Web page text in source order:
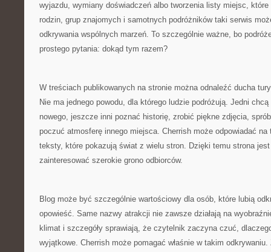
wyjazdu, wymiany doświadczeń albo tworzenia listy miejsc,
rodzin, grup znajomych i samotnych podróżników taki serwis
odkrywania wspólnych marzeń. To szczególnie ważne, bo
prostego pytania: dokąd tym razem?
W treściach publikowanych na stronie można odnaleźć ducha
Nie ma jednego powodu, dla którego ludzie podróżują. Jedni
nowego, jeszcze inni poznać historię, zrobić piękne zdjęcia,
poczuć atmosferę innego miejsca. Cherrish może odpowiadać na
teksty, które pokazują świat z wielu stron. Dzięki temu strona
zainteresować szerokie grono odbiorców.
Blog może być szczególnie wartościowy dla osób, które lubią
opowieść. Same nazwy atrakcji nie zawsze działają na
klimat i szczegóły sprawiają, że czytelnik zaczyna czuć,
wyjątkowe. Cherrish może pomagać właśnie w takim